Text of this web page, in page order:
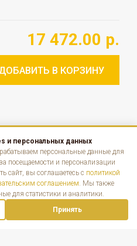
17 472.00 р.
В КОРЗИНУ
и персональных данных
персональные данные для
посещаемости и персонализации
сайт, вы соглашаетесь с политикой
соглашением. Мы также
для статистики и аналитики.
Принять